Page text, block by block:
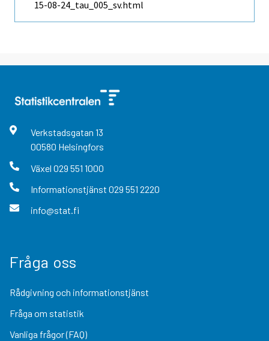
15-08-24_tau_005_sv.html
Verkstadsgatan 13
00580 Helsingfors
Växel 029 551 1000
Informationstjänst 029 551 2220
info@stat.fi
Fråga oss
Rådgivning och informationstjänst
Fråga om statistik
Vanliga frågor (FAQ)